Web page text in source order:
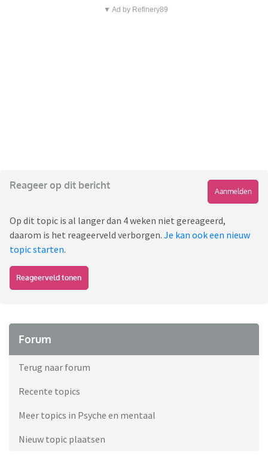
▼ Ad by Refinery89
Reageer op dit bericht
Aanmelden
Op dit topic is al langer dan 4 weken niet gereageerd,
daarom is het reageerveld verborgen. Je kan ook een nieuw
topic starten.
Reageerveld tonen
Forum
Terug naar forum
Recente topics
Meer topics in Psyche en mentaal
Nieuw topic plaatsen